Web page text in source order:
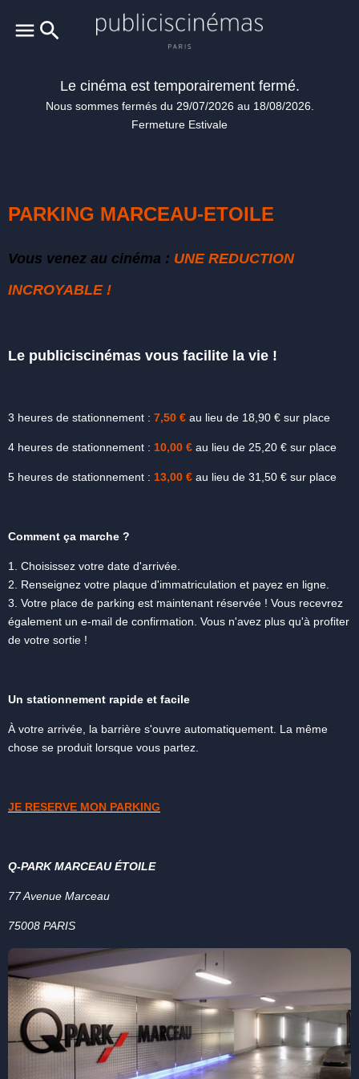
Le cinéma est temporairement fermé.
Nous sommes fermés du 29/07/2026 au 18/08/2026.
Fermeture Estivale
PARKING MARCEAU-ETOILE
Vous venez au cinéma : UNE REDUCTION
INCROYABLE !
Le publiciscinémas vous facilite la vie !
3 heures de stationnement : 7,50 € au lieu de 18,90 € sur place
4 heures de stationnement : 10,00 € au lieu de 25,20 € sur place
5 heures de stationnement : 13,00 € au lieu de 31,50 € sur place
Comment ça marche ?
1. Choisissez votre date d'arrivée.
2. Renseignez votre plaque d'immatriculation et payez en ligne.
3. Votre place de parking est maintenant réservée ! Vous recevrez
également un e-mail de confirmation. Vous n'avez plus qu'à profiter
de votre sortie !
Un stationnement rapide et facile
À votre arrivée, la barrière s'ouvre automatiquement. La même
chose se produit lorsque vous partez.
JE RESERVE MON PARKING
Q-PARK MARCEAU ÉTOILE
77 Avenue Marceau
75008 PARIS